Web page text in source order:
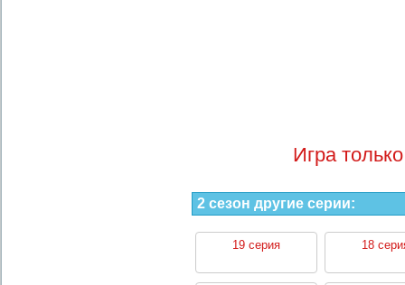
Игра
2 сезон другие серии:
19 серия 18